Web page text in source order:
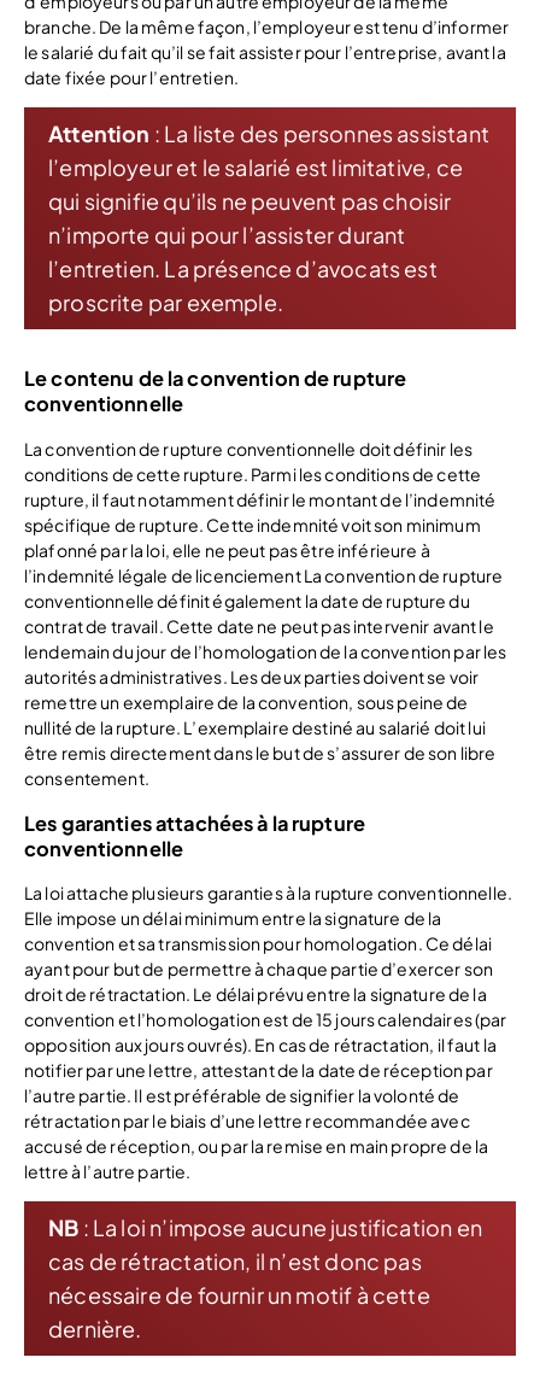
branche. De la même façon, l’employeur est tenu d’informer
le salarié du fait qu’il se fait assister pour l’entreprise, avant la
date fixée pour l’entretien.
Attention : La liste des personnes assistant
l’employeur et le salarié est limitative, ce
qui signifie qu’ils ne peuvent pas choisir
n’importe qui pour l’assister durant
l’entretien. La présence d’avocats est
proscrite par exemple.
Le contenu de la convention de rupture
conventionnelle
La convention de rupture conventionnelle doit définir les
conditions de cette rupture. Parmi les conditions de cette
rupture, il faut notamment définir le montant de l’indemnité
spécifique de rupture. Cette indemnité voit son minimum
plafonné par la loi, elle ne peut pas être inférieure à
l’indemnité légale de licenciement La convention de rupture
conventionnelle définit également la date de rupture du
contrat de travail. Cette date ne peut pas intervenir avant le
lendemain du jour de l’homologation de la convention par les
autorités administratives. Les deux parties doivent se voir
remettre un exemplaire de la convention, sous peine de
nullité de la rupture. L’exemplaire destiné au salarié doit lui
être remis directement dans le but de s’assurer de son libre
consentement.
Les garanties attachées à la rupture
conventionnelle
La loi attache plusieurs garanties à la rupture conventionnelle.
Elle impose un délai minimum entre la signature de la
convention et sa transmission pour homologation. Ce délai
ayant pour but de permettre à chaque partie d’exercer son
droit de rétractation. Le délai prévu entre la signature de la
convention et l’homologation est de 15 jours calendaires (par
opposition aux jours ouvrés). En cas de rétractation, il faut la
notifier par une lettre, attestant de la date de réception par
l’autre partie. Il est préférable de signifier la volonté de
rétractation par le biais d’une lettre recommandée avec
accusé de réception, ou par la remise en main propre de la
lettre à l’autre partie.
NB : La loi n’impose aucune justification en
cas de rétractation, il n’est donc pas
nécessaire de fournir un motif à cette
dernière.